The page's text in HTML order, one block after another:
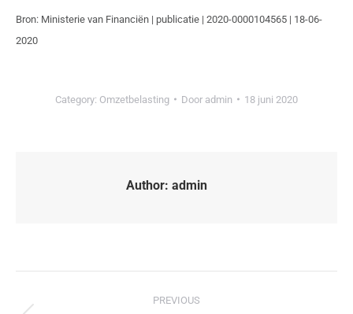
Bron: Ministerie van Financiën | publicatie | 2020-0000104565 | 18-06-
2020
Category: Omzetbelasting Door admin 18 juni 2020
Author: admin
PREVIOUS